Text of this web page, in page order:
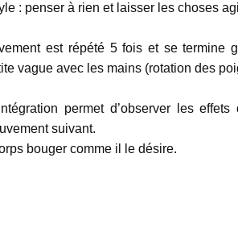
: penser à rien et laisser les choses
est répété 5 fois et se termine
vague avec les mains (rotation des
permet d’observer les
suivant.
bouger comme il le désire.